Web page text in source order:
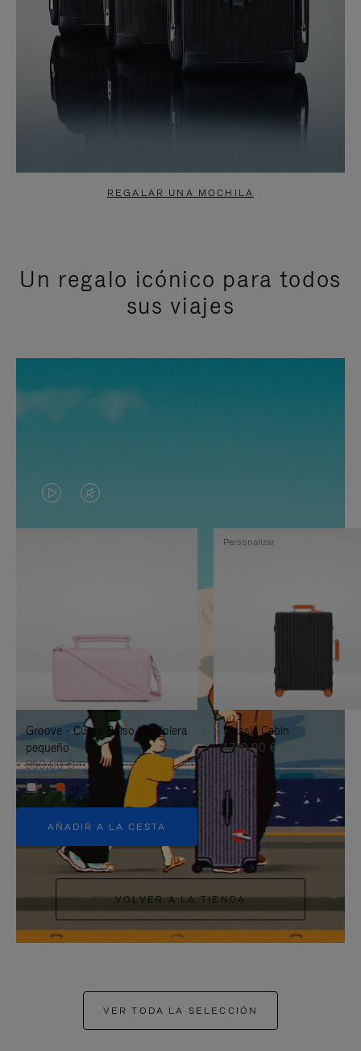
REGALAR UNA MOCHILA
Un regalo icónico para todos
sus viajes
EL
VÍDEO
PULSE
PAUSARLO.
EL
SONIDO
DESACTIVADO:
PULSE
PARA
ACTIVARLO.
Groove - Cuero Bolso bandolera
pequeño
950,00 €
+5
AÑADIR A LA CESTA
Classic Cabin
1.740,00 €
Personalizar
VOLVER A LA TIENDA
VER TODA LA SELECCIÓN